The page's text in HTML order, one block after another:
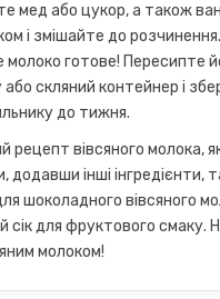
мед або цукор, а також
і змішайте до розчинення.
молоко готове! Пересипте
скляний контейнер і
до тижня.
рецепт вівсяного молока,
додавши інші інгредієнти,
шоколадного вівсяного
сік для фруктового смаку.
молоком!